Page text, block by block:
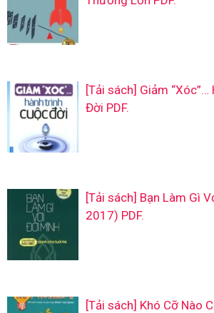
[Tải sách] Giảm “Xóc”…
Đời PDF.
[Tải sách] Bạn Làm Gì
2017) PDF.
[Tải sách] Khó Cỡ Nào